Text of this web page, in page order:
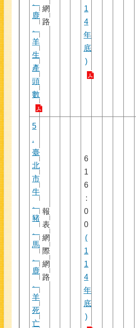
鹿
羊
生
產
頭
數
網
路
1
4
年
底
)
5
.
臺
北
市
牛
豬
馬
鹿
羊
死
亡
報
表
網
際
網
路
6
1
6
:
0
0
(
1
1
4
年
底
)